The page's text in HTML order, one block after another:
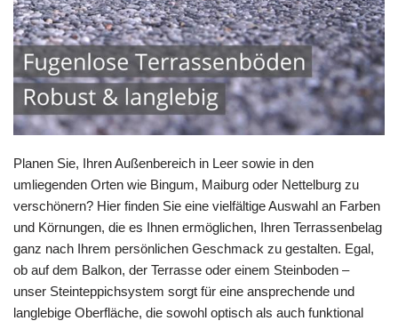
Planen Sie, Ihren Außenbereich in Leer sowie in den
umliegenden Orten wie Bingum, Maiburg oder Nettelburg zu
verschönern? Hier finden Sie eine vielfältige Auswahl an Farben
und Körnungen, die es Ihnen ermöglichen, Ihren Terrassenbelag
ganz nach Ihrem persönlichen Geschmack zu gestalten. Egal,
ob auf dem Balkon, der Terrasse oder einem Steinboden –
unser Steinteppichsystem sorgt für eine ansprechende und
langlebige Oberfläche, die sowohl optisch als auch funktional